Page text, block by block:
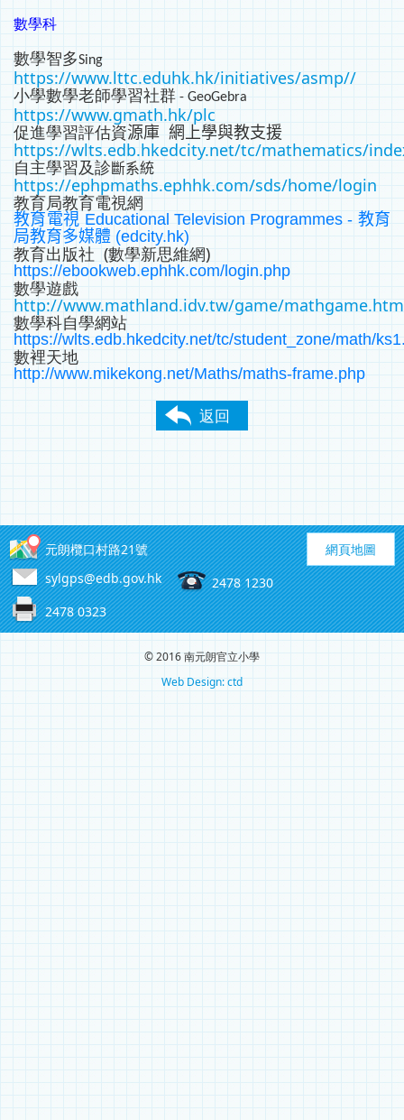
數學科
數學智多Sing
https://www.lttc.eduhk.hk/initiatives/asmp//
小學數學老師學習社群 - GeoGebra
https://www.gmath.hk/plc
促進學習評估資源庫 網上學與教支援
https://wlts.edb.hkedcity.net/tc/mathematics/
自主學習及診斷系統
https://ephpmaths.ephhk.com/sds/home/login
教育局教育電視網
教育電視 Educational Television Programmes - 教育
局教育多媒體 (edcity.hk)
教育出版社 (數學新思維網)
https://ebookweb.ephhk.com/login.php
數學遊戲
http://www.mathland.idv.tw/game/mathgame.htm
數學科自學網站
https://wlts.edb.hkedcity.net/tc/student_zone/math/
數裡天地
http://www.mikekong.net/Maths/maths-frame.php
返回
網頁地圖
元朗欖口村路21號
sylgps@edb.gov.hk
2478 1230
2478 0323
© 2016 南元朗官立小學
Web Design: ctd